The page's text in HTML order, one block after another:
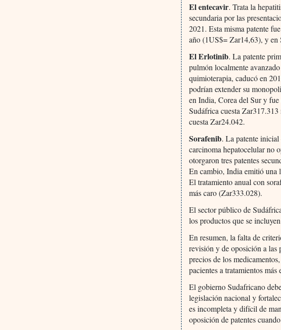
El entecavir. Trata la
secundaria por las
2021. Esta misma patente
año (1US$= Zar14,63), y en
El Erlotinib. La patente
pulmón localmente
quimioterapia, caducó en
podrían extender su
en India, Corea del Sur y
Sudáfrica cuesta
cuesta Zar24.042.
Sorafenib. La patente
carcinoma hepatocelular no
otorgaron tres patentes
En cambio, India emitió una
El tratamiento anual con
más caro (Zar333.028).
El sector público de
los productos que se
En resumen, la falta de
revisión y de oposición a las
precios de los
pacientes a tratamientos más
El gobierno Sudafricano
legislación nacional y
es incompleta y difícil de
oposición de patentes